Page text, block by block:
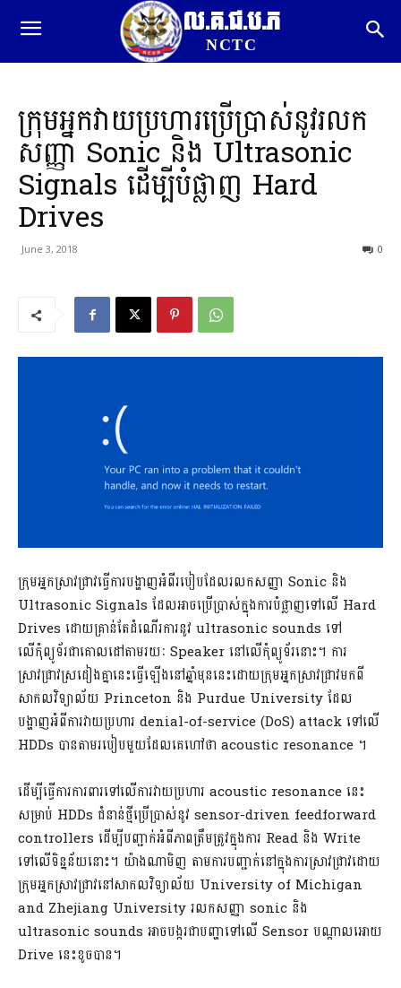
ល.គ.ជ.ប.ភ
NCTC
ក្រុមអ្នកវាយប្រហារប្រើប្រាស់នូវរលក
សញ្ញា Sonic និង Ultrasonic
Signals ដើម្បីបំផ្លាញ Hard
Drives
June 3, 2018 0
ក្រុមអ្នកស្រាវជ្រាវធ្វើការបង្ហាញអំពីរបៀបដែលរលកសញ្ញា Sonic និង
Ultrasonic Signals ដែលអាចប្រើប្រាស់ក្នុងការបំផ្លាញទៅលើ Hard
Drives ដោយគ្រាន់តែដំណើរការនូវ ultrasonic sounds ទៅ
លើកុំព្យូទ័រជាគោលដៅតាមរយៈ Speaker នៅលើកុំព្យូទ័រនោះ។ ការ
ស្រាវជ្រាវស្រដៀងគ្នានេះធ្វើឡើងនៅឆ្នាំមុននេះដោយក្រុមអ្នកស្រាវជ្រាវមកពី
សាកលវិទ្យាល័យ Princeton និង Purdue University ដែល
បង្ហាញអំពីការវាយប្រហារ denial-of-service (DoS) attack ទៅលើ
HDDs បានតាមរបៀបមួយដែលគេហៅថា acoustic resonance ។
ដើម្បីធ្វើការការពារទៅលើការវាយប្រហារ acoustic resonance នេះ
សម្រាប់ HDDs ជំនាន់ថ្មីប្រើប្រាស់នូវ sensor-driven feedforward
controllers ដើម្បីបញ្ជាក់អំពីភាពត្រឹមត្រូវក្នុងការ Read និង Write
ទៅលើទិន្នន័យនោះ។ យ៉ាងណាមិញ តាមការបញ្ជាក់នៅក្នុងការស្រាវជ្រាវដោយ
ក្រុមអ្នកស្រាវជ្រាវនៅសាកលវិទ្យាល័យ University of Michigan
and Zhejiang University រលកសញ្ញា sonic និង
ultrasonic sounds អាចបង្ករជាបញ្ហាទៅលើ Sensor បណ្តាលអោយ
Drive នេះខូចបាន។